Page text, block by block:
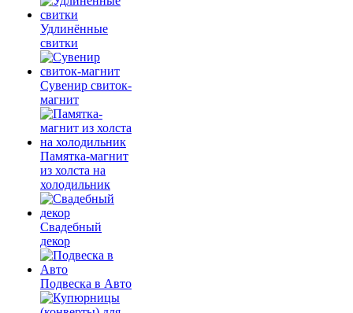
Удлинённые
свитки
Сувенир свиток-
магнит
Памятка-магнит
из холста на
холодильник
Свадебный
декор
Подвеска в Авто